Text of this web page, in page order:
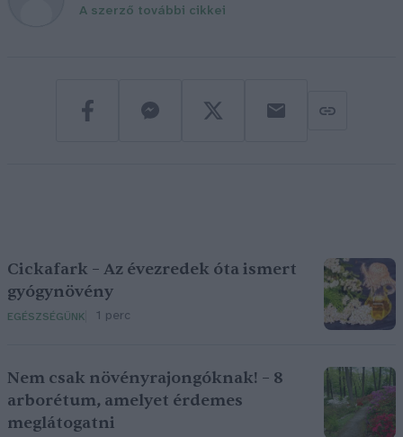
A szerző további cikkei
Cickafark – Az évezredek óta ismert
gyógynövény
EGÉSZSÉGÜNK 1 perc
Nem csak növényrajongóknak! – 8
arborétum, amelyet érdemes
meglátogatni